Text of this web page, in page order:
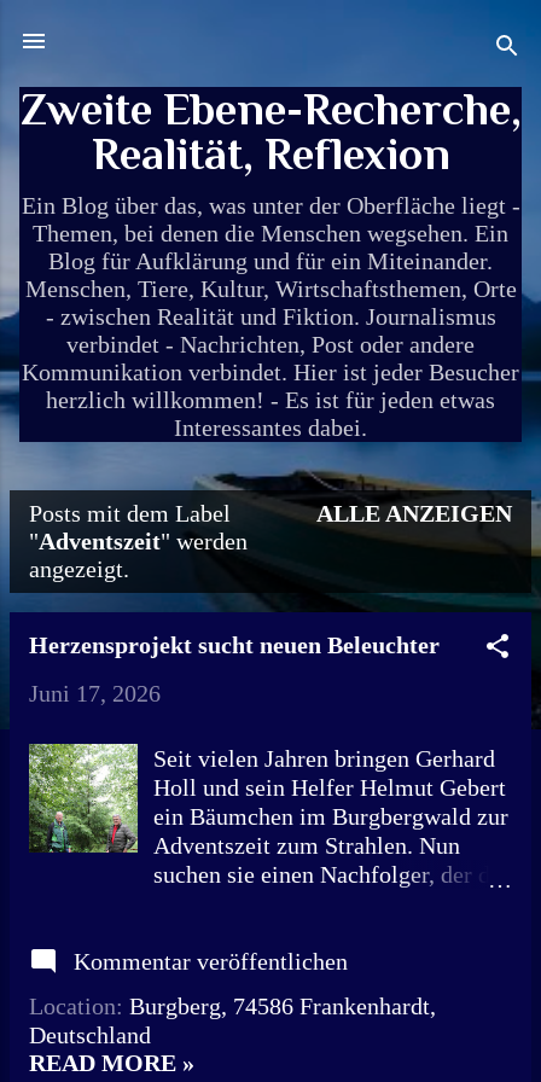
Zweite Ebene-Recherche,
Realität, Reflexion
Ein Blog über das, was unter der Oberfläche liegt -
Themen, bei denen die Menschen wegsehen. Ein
Blog für Aufklärung und für ein Miteinander.
Menschen, Tiere, Kultur, Wirtschaftsthemen, Orte
- zwischen Realität und Fiktion. Journalismus
verbindet - Nachrichten, Post oder andere
Kommunikation verbindet. Hier ist jeder Besucher
herzlich willkommen! - Es ist für jeden etwas
Interessantes dabei.
P
s
Posts mit dem Label
"Adventszeit" werden
angezeigt.
ALLE ANZEIGEN
Herzensprojekt sucht neuen Beleuchter
Juni 17, 2026
Seit vielen Jahren bringen Gerhard
Holl und sein Helfer Helmut Gebert
ein Bäumchen im Burgbergwald zur
Adventszeit zum Strahlen. Nun
suchen sie einen Nachfolger, der die
(links) und sein langjähriger Freund
dass das Bäumchen im
Kommentar veröffentlichen
Location: Burgberg, 74586 Frankenhardt,
Deutschland
READ MORE »